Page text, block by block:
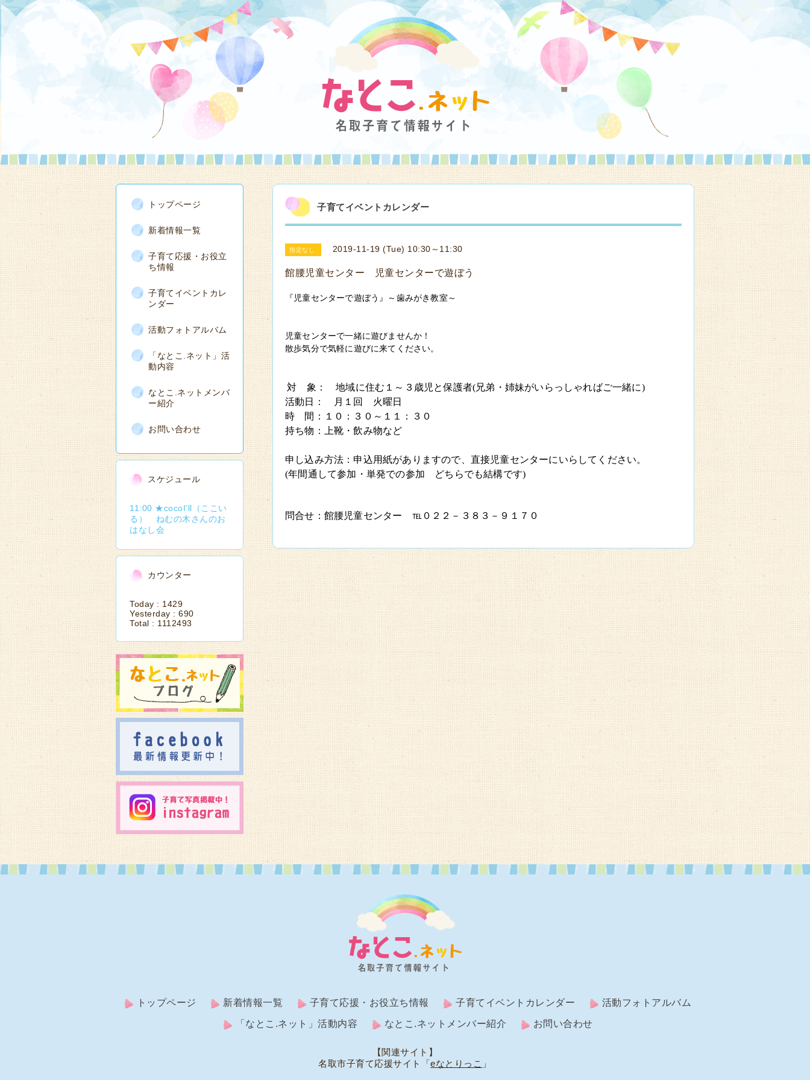
子育てイベントカレンダー
指定なし 2019-11-19 (Tue) 10:30～11:30
館腰児童センター 児童センターで遊ぼう
『児童センターで遊ぼう』～歯みがき教室～
児童センターで一緒に遊びませんか！
散歩気分で気軽に遊びに来てください。
対　象：　地域に住む１～３歳児と保護者(兄弟・姉妹がいらっしゃればご一緒に)
活動日：　月１回　火曜日
時　間：１０：３０～１１：３０
持ち物：上靴・飲み物など
申し込み方法：申込用紙がありますので、直接児童センターにいらしてください。
(年間通して参加・単発での参加　どちらでも結構です)
問合せ：館腰児童センター　℡０２２－３８３－９１７０
トップページ
新着情報一覧
子育て応援・お役立
ち情報
子育てイベントカレ
ンダー
活動フォトアルバム
「なとこ.ネット」活
動内容
なとこ.ネットメンバ
ー紹介
お問い合わせ
スケジュール
11:00 ★cocoI'll（ここい
る） ねむの木さんのお
はなし会
カウンター
Today : 1429
Yesterday : 690
Total : 1112493
トップページ 新着情報一覧 子育て応援・お役立ち情報 子育てイベントカレンダー 活動フォトアルバム
「なとこ.ネット」活動内容 なとこ.ネットメンバー紹介 お問い合わせ
【関連サイト】
名取市子育て応援サイト「eなとりっこ 」